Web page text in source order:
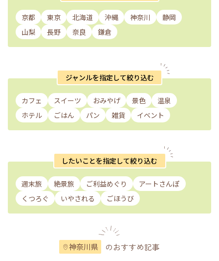
京都 東京 北海道 沖縄 神奈川
静岡
山梨
長野 奈良 鎌倉
ジャンルを指定して絞り込む
カフェ スイーツ おみやげ 景色
温泉
ホテル
ごはん パン 雑貨 イベント
したいことを指定して絞り込む
週末旅 絶景旅 ご利益めぐり
アートさんぽ
くつろぐ
いやされる ごほうび
神奈川県 のおすすめ記事